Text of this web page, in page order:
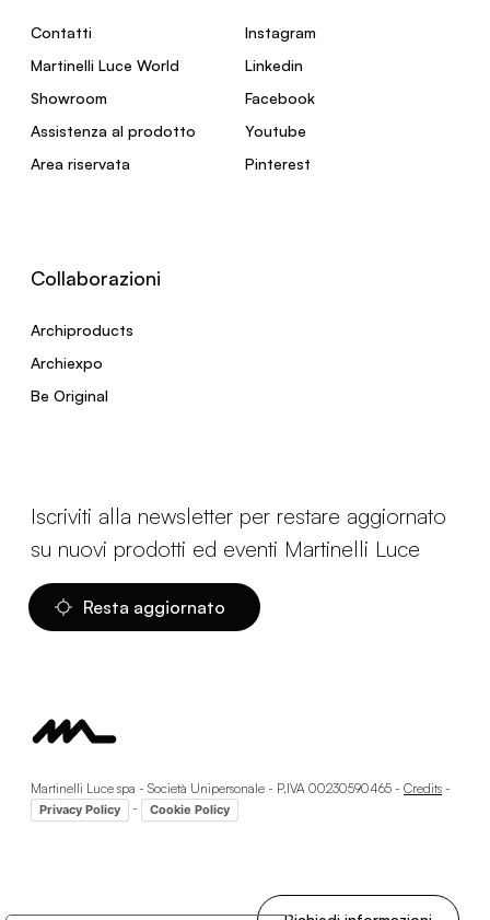
Contatti
Martinelli Luce World
Showroom
Assistenza al prodotto
Area riservata
Instagram
Linkedin
Facebook
Youtube
Pinterest
Collaborazioni
Archiproducts
Archiexpo
Be Original
Iscriviti alla newsletter per restare aggiornato
su nuovi prodotti ed eventi Martinelli Luce
Resta aggiornato
Martinelli Luce spa - Società Unipersonale - P.IVA 00230590465 - Credits -
Privacy Policy - Cookie Policy